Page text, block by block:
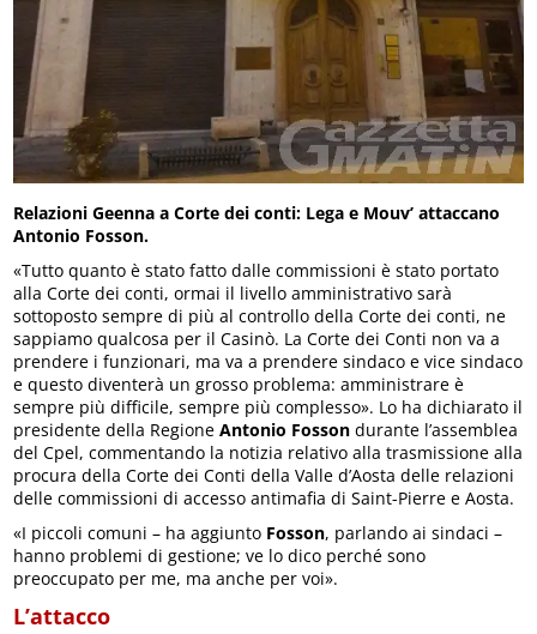
Relazioni Geenna a Corte dei conti: Lega e Mouv’ attaccano
Antonio Fosson.
«Tutto quanto è stato fatto dalle commissioni è stato portato
alla Corte dei conti, ormai il livello amministrativo sarà
sottoposto sempre di più al controllo della Corte dei conti, ne
sappiamo qualcosa per il Casinò. La Corte dei Conti non va a
prendere i funzionari, ma va a prendere sindaco e vice sindaco
e questo diventerà un grosso problema: amministrare è
sempre più difficile, sempre più complesso». Lo ha dichiarato il
presidente della RegioneAntonio Fosson durante l’assemblea
del Cpel, commentando la notizia relativo alla trasmissione alla
procura della Corte dei Conti della Valle d’Aosta delle relazioni
delle commissioni di accesso antimafia di Saint-Pierre e Aosta.
«I piccoli comuni – ha aggiunto Fosson, parlando ai sindaci –
hanno problemi di gestione; ve lo dico perché sono
preoccupato per me, ma anche per voi».
L’attacco